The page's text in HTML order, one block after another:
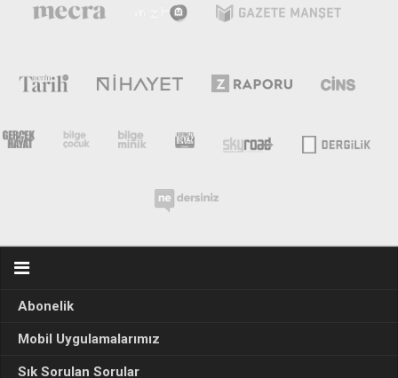
Abonelik
Mobil Uygulamalarımız
Sık Sorulan Sorular